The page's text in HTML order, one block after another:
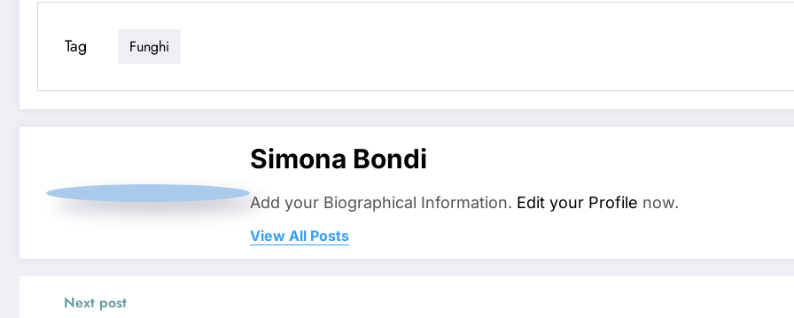
Tag Funghi
Simona Bondi
Add your Biographical Information. Edit your Profile now.
View All Posts
Next post